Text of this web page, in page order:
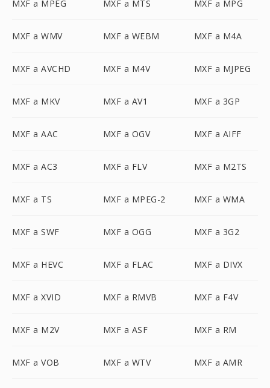
MXF a MPEG MXF a MTS MXF a MPG
MXF a WMV MXF a WEBM MXF a M4A
MXF a AVCHD MXF a M4V MXF a MJPEG
MXF a MKV MXF a AV1 MXF a 3GP
MXF a AAC MXF a OGV MXF a AIFF
MXF a AC3 MXF a FLV MXF a M2TS
MXF a TS MXF a MPEG-2 MXF a WMA
MXF a SWF MXF a OGG MXF a 3G2
MXF a HEVC MXF a FLAC MXF a DIVX
MXF a XVID MXF a RMVB MXF a F4V
MXF a M2V MXF a ASF MXF a RM
MXF a VOB MXF a WTV MXF a AMR